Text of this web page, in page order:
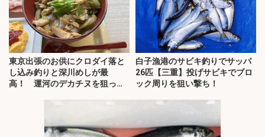
東京出張のお供にクロダイ落と
し込み釣りと深川めしが最
高！ 運河のデカチヌを狙って
白子漁港のサビキ釣りでサッパ
26匹【三重】投げサビキでブロ
ック周りを狙い撃ち！